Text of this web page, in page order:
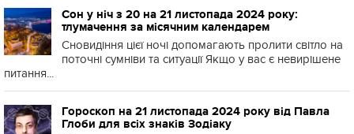
Сон у ніч з 20 на 21 листопада 2024 року:
тлумачення за місячним календарем
Сновидіння цієї ночі допомагають пролити світло на
поточні сумніви та ситуації Якщо у вас є невирішене
питання...
Гороскоп на 21 листопада 2024 року від Павла
Глоби для всіх знаків Зодіаку